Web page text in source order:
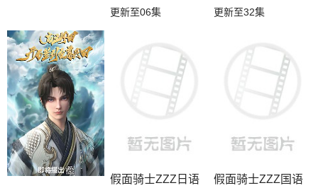
更新至06集 更新至32集
假面骑士ZZZ日语 假面骑士ZZZ国语